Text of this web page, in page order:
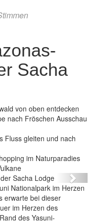
Sacha
von oben entdecken
nach Fröschen Ausschau
Fluss gleiten und nach
im Naturparadies
Lodge
Next
Nationalpark im Herzen
erwarte bei dieser
im Herzen des
des Yasuni-